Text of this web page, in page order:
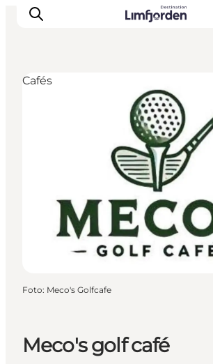
Meco's golf café
Cafés
Foto: Meco's Golfcafe